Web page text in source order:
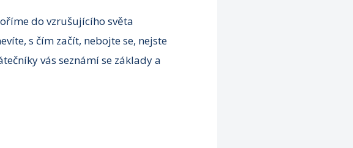
do vzrušujícího světa
s čím začít, nebojte se, nejste
vás seznámí se základy a